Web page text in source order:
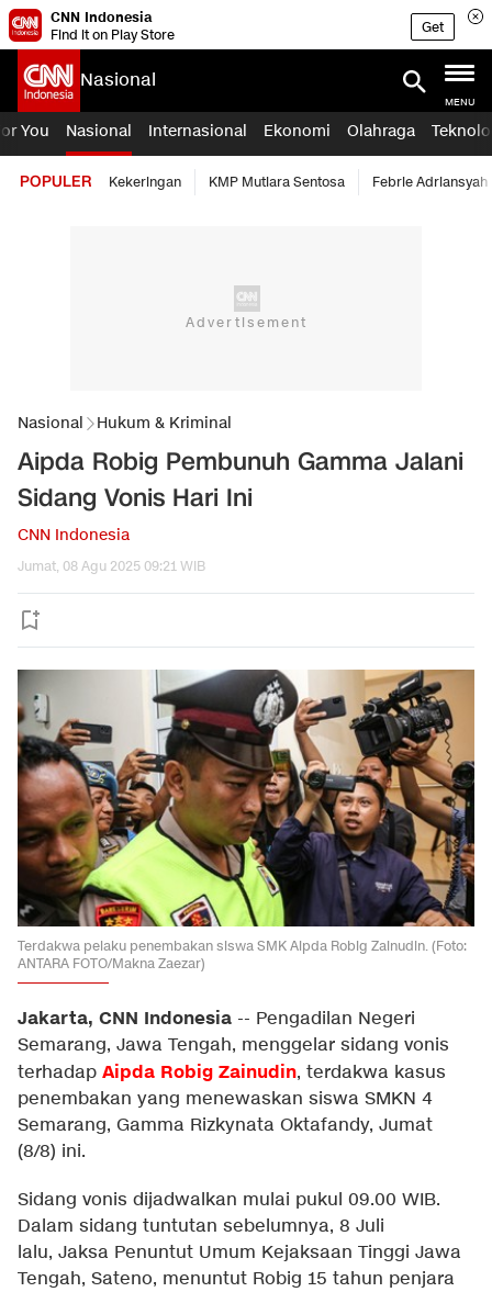
CNN Indonesia
Find it on Play Store
Get
Nasional
MENU
You Nasional Internasional Ekonomi Olahraga
POPULER Kekeringan KMP Mutiara Sentosa Febrie Adriansyah
Nasional Hukum & Kriminal
Aipda Robig Pembunuh Gamma Jalani
Sidang Vonis Hari Ini
CNN Indonesia
Jumat, 08 Agu 2025 09:21 WIB
Terdakwa pelaku penembakan siswa SMK Aipda Robig Zainudin. (Foto:
ANTARA FOTO/Makna Zaezar)
Jakarta, CNN Indonesia -- Pengadilan Negeri
Semarang, Jawa Tengah, menggelar sidang vonis
terhadap Aipda Robig Zainudin, terdakwa kasus
penembakan yang menewaskan siswa SMKN 4
Semarang, Gamma Rizkynata Oktafandy, Jumat
(8/8) ini.
Sidang vonis dijadwalkan mulai pukul 09.00 WIB.
Dalam sidang tuntutan sebelumnya, 8 Juli
lalu, Jaksa Penuntut Umum Kejaksaan Tinggi Jawa
Tengah, Sateno, menuntut Robig 15 tahun penjara